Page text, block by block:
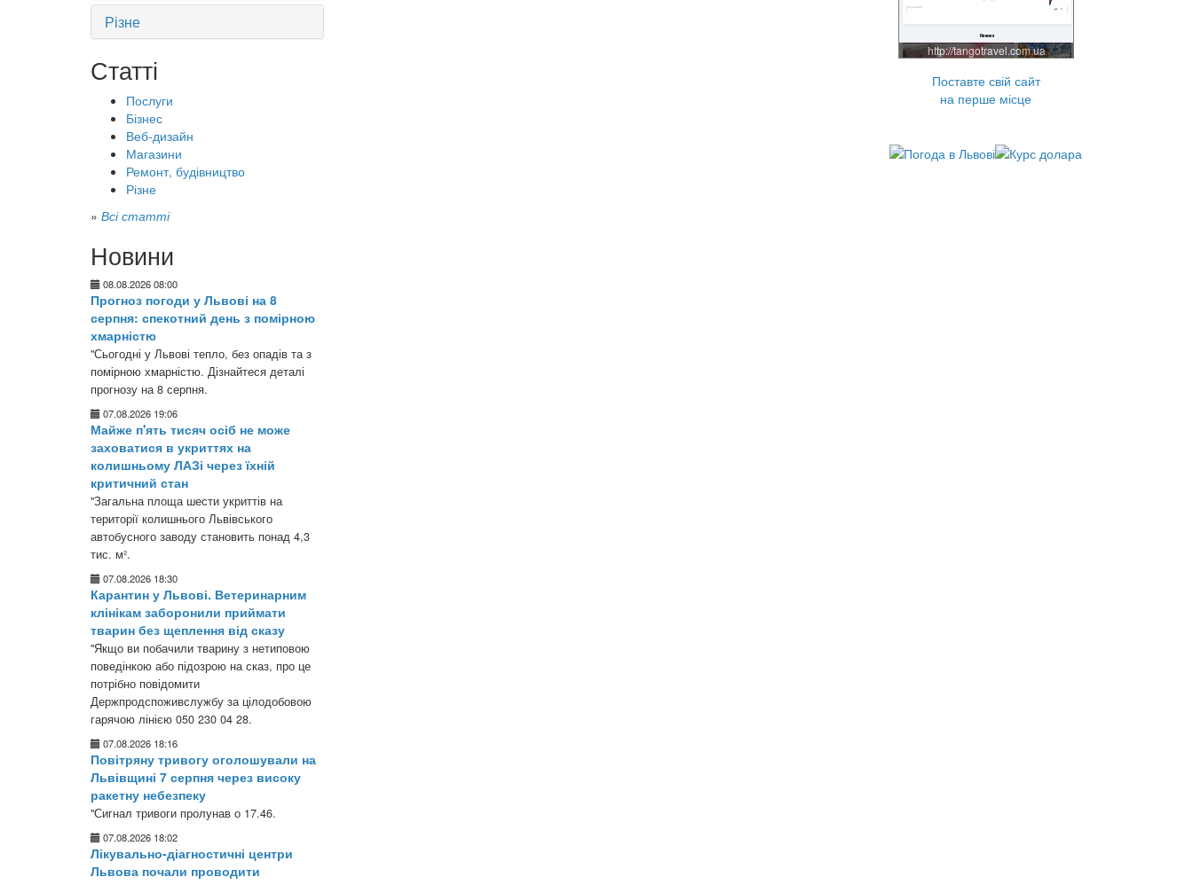
Різне
Статті
Послуги
Бізнес
Веб-дизайн
Магазини
Ремонт, будівництво
Різне
» Всі статті
Новини
08.08.2026 08:00
Прогноз погоди у Львові на 8
серпня: спекотний день з помірною
хмарністю
"Сьогодні у Львові тепло, без опадів та з
помірною хмарністю. Дізнайтеся деталі
прогнозу на 8 серпня.
07.08.2026 19:06
Майже п'ять тисяч осіб не може
заховатися в укриттях на
колишньому ЛАЗі через їхній
критичний стан
"Загальна площа шести укриттів на
території колишнього Львівського
автобусного заводу становить понад 4,3
тис. м².
07.08.2026 18:30
Карантин у Львові. Ветеринарним
клінікам заборонили приймати
тварин без щеплення від сказу
"Якщо ви побачили тварину з нетиповою
поведінкою або підозрою на сказ, про це
потрібно повідомити
Держпродспоживслужбу за цілодобовою
гарячою лінією 050 230 04 28.
07.08.2026 18:16
Повітряну тривогу оголошували на
Львівщині 7 серпня через високу
ракетну небезпеку
"Сигнал тривоги пролунав о 17.46.
07.08.2026 18:02
Лікувально-діагностичні центри
Львова почали проводити
http://tangotravel.com.ua
Поставте свій сайт
на перше місце